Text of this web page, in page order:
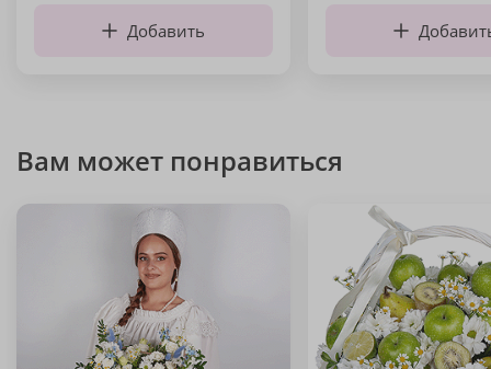
Добавить
Вам может понравиться